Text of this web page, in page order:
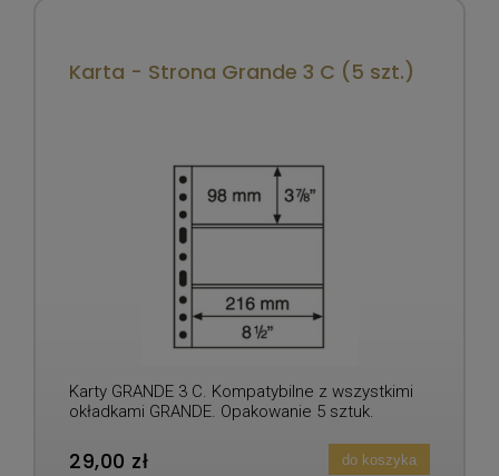
Karta - Strona Grande 3 C (5 szt.)
Karty GRANDE 3 C. Kompatybilne z wszystkimi
okładkami GRANDE. Opakowanie 5 sztuk.
29,00 zł do koszyka